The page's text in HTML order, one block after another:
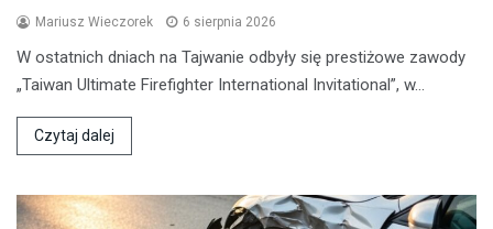
Mariusz Wieczorek 6 sierpnia 2026
W ostatnich dniach na Tajwanie odbyły się prestiżowe zawody
„Taiwan Ultimate Firefighter International Invitational”, w…
Czytaj dalej